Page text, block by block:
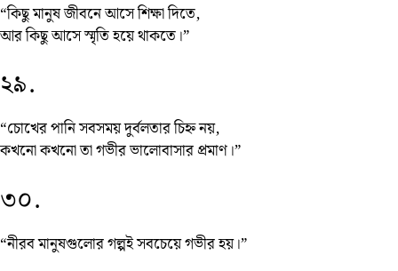
“কিছু মানুষ জীবনে আসে শিক্ষা দিতে,
আর কিছু আসে স্মৃতি হয়ে থাকতে।”
২৯.
“চোখের পানি সবসময় দুর্বলতার চিহ্ন নয়,
কখনো কখনো তা গভীর ভালোবাসার প্রমাণ।”
৩০.
“নীরব মানুষগুলোর গল্পই সবচেয়ে গভীর হয়।”